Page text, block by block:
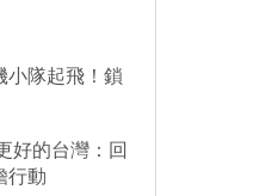
小隊起飛！鎖
好的台灣：回
行動